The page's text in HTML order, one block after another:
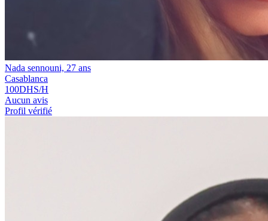
Nada sennouni, 27 ans
Casablanca
100DHS/H
Aucun avis
Profil vérifié